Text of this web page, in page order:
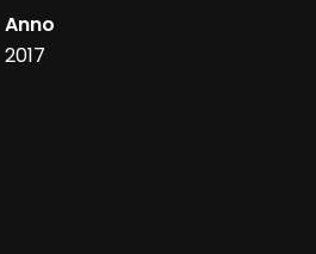
Anno
2017